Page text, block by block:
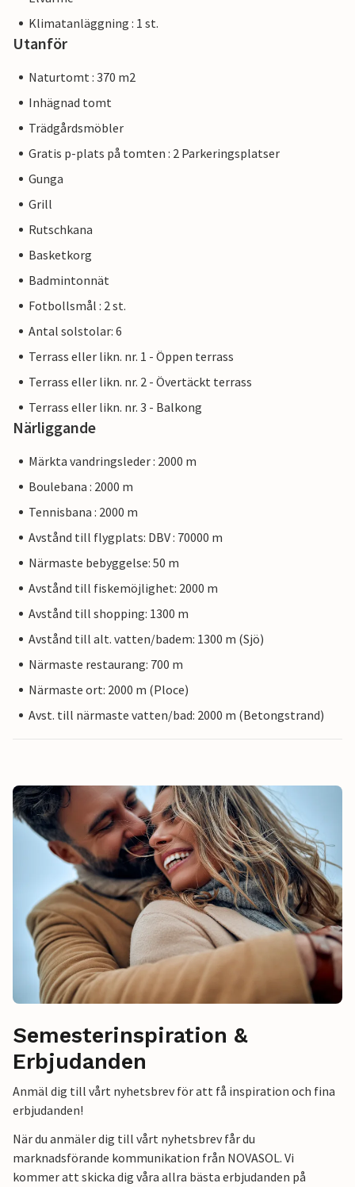
Klimatanläggning : 1 st.
Utanför
Naturtomt : 370 m2
Inhägnad tomt
Trädgårdsmöbler
Gratis p-plats på tomten : 2 Parkeringsplatser
Gunga
Grill
Rutschkana
Basketkorg
Badmintonnät
Fotbollsmål : 2 st.
Antal solstolar: 6
Terrass eller likn. nr. 1 - Öppen terrass
Terrass eller likn. nr. 2 - Övertäckt terrass
Terrass eller likn. nr. 3 - Balkong
Närliggande
Märkta vandringsleder : 2000 m
Boulebana : 2000 m
Tennisbana : 2000 m
Avstånd till flygplats: DBV : 70000 m
Närmaste bebyggelse: 50 m
Avstånd till fiskemöjlighet: 2000 m
Avstånd till shopping: 1300 m
Avstånd till alt. vatten/badem: 1300 m (Sjö)
Närmaste restaurang: 700 m
Närmaste ort: 2000 m (Ploce)
Avst. till närmaste vatten/bad: 2000 m (Betongstrand)
Semesterinspiration &
Erbjudanden
Anmäl dig till vårt nyhetsbrev för att få inspiration och fina
erbjudanden!
När du anmäler dig till vårt nyhetsbrev får du
marknadsförande kommunikation från NOVASOL. Vi
kommer att skicka dig våra allra bästa erbjudanden på